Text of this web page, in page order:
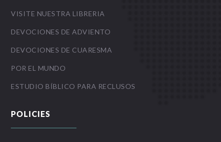
VISITE NUESTRA LIBRERIA
DEVOCIONES DE ADVIENTO
DEVOCIONES DE CUARESMA
POR EL MUNDO
ESTUDIO BÍBLICO PARA RECLUSOS
POLICIES